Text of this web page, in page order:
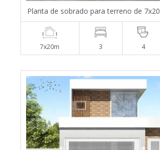
Planta de sobrado para terreno de 7x20
7x20m 3 4